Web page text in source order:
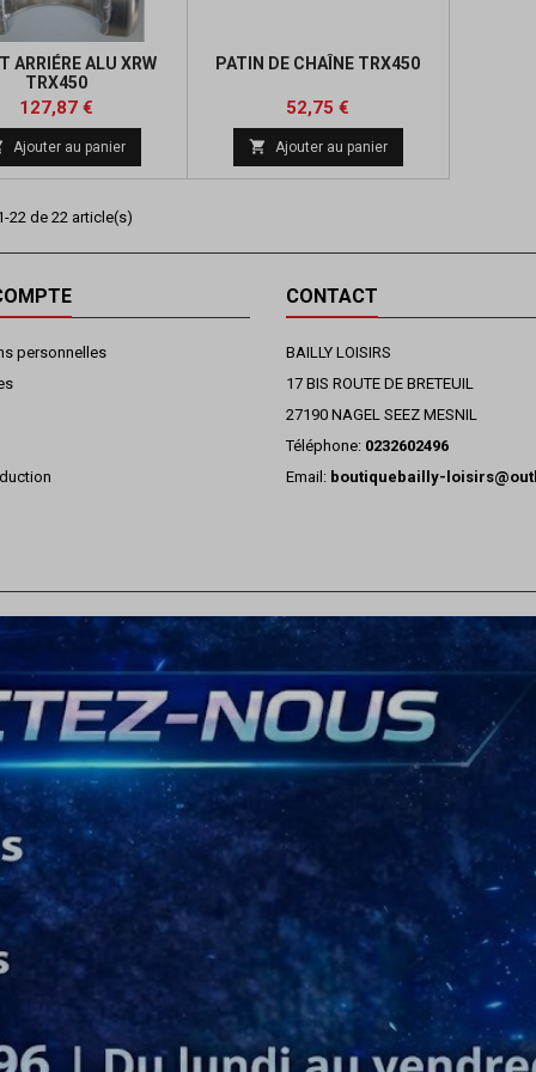
ARRIÉRE ALU XRW
TRX450
Prix
127,87 €Prix
de
base
Ajouter au panier
PATIN DE CHAÎNE TRX450
Prix
52,75 €
base
 Ajouter au panier
22 de 22 article(s)
personnelles
CONTACT
BAILLY LOISIRS
17 BIS ROUTE DE BRETEUIL
27190 NAGEL SEEZ MESNIL
Téléphone: 0232602496
Email: boutiquebailly-